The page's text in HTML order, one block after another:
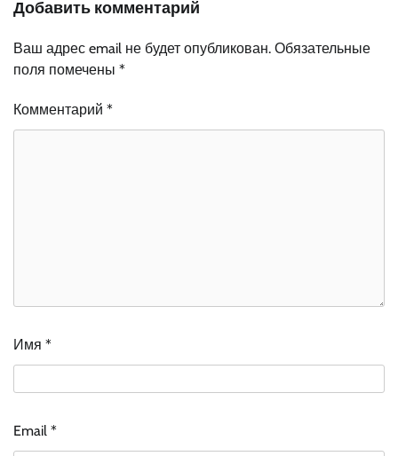
Добавить комментарий
Ваш адрес email не будет опубликован. Обязательные
поля помечены *
Комментарий *
Имя *
Email *